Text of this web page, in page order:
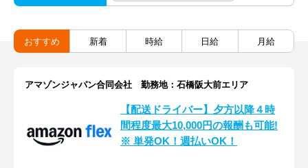
おすすめ 新着 時給 日給 月給
アマゾンジャパン合同会社 勤務地：石橋阪大前エリア
【配送ドライバー】夕方以降４時
間程度最大10,000円の報酬も可能!
※ 単発OK！週払いOK！